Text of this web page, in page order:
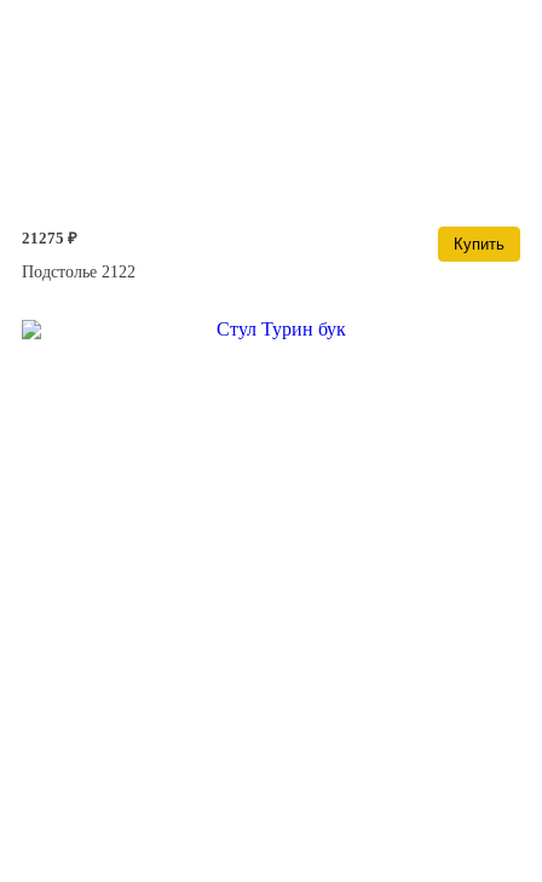
21275 ₽
Купить
Подстолье 2122